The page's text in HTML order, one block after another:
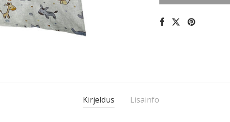
Kirjeldus Lisainfo